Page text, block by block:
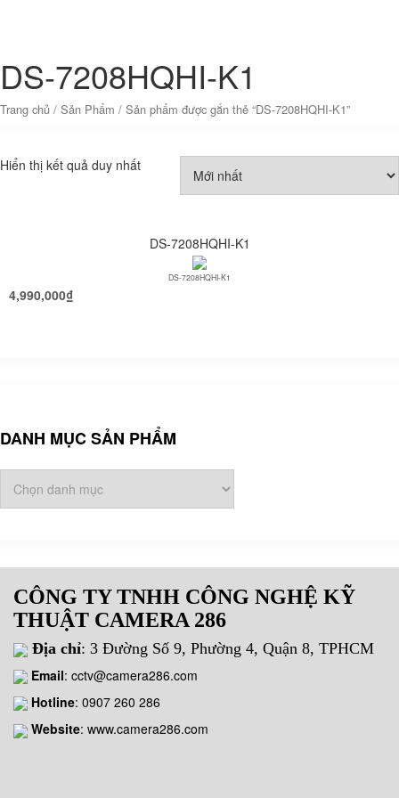
DS-7208HQHI-K1
Trang chủ / Sản Phẩm / Sản phẩm được gắn thẻ “DS-7208HQHI-K1”
Hiển thị kết quả duy nhất
DS-7208HQHI-K1
DS-7208HQHI-K1
4,990,000₫
DANH MỤC SẢN PHẨM
CÔNG TY TNHH CÔNG NGHỆ KỸ
THUẬT CAMERA 286
Địa chỉ: 3 Đường Số 9, Phường 4, Quận 8, TPHCM
Email: cctv@camera286.com
Hotline: 0907 260 286
Website: www.camera286.com